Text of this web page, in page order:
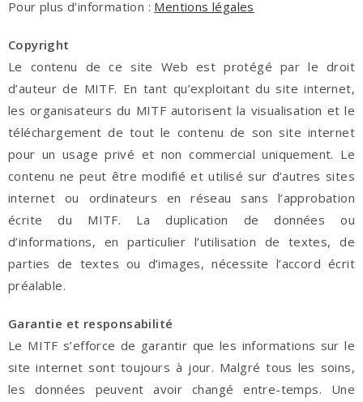
Pour plus d’information : Mentions légales
Copyright
Le contenu de ce site Web est protégé par le droit
d’auteur de MITF. En tant qu’exploitant du site internet,
les organisateurs du MITF autorisent la visualisation et le
téléchargement de tout le contenu de son site internet
pour un usage privé et non commercial uniquement. Le
contenu ne peut être modifié et utilisé sur d’autres sites
internet ou ordinateurs en réseau sans l’approbation
écrite du MITF. La duplication de données ou
d’informations, en particulier l’utilisation de textes, de
parties de textes ou d’images, nécessite l’accord écrit
préalable.
Garantie et responsabilité
Le MITF s’efforce de garantir que les informations sur le
site internet sont toujours à jour. Malgré tous les soins,
les données peuvent avoir changé entre-temps. Une